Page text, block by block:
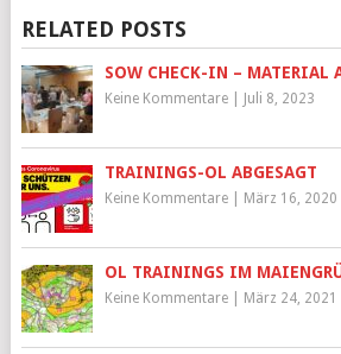
RELATED POSTS
SOW CHECK-IN – MATERIAL
Keine Kommentare| Juli 8, 2023
TRAININGS-OL ABGESAGT
Keine Kommentare| März 16, 2020
OL TRAININGS IM
Keine Kommentare| März 24, 2021